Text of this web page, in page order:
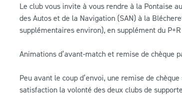
Le club vous invite à vous rendre à la Pontaise
des Autos et de la Navigation (SAN) à la
supplémentaires environ), en supplément du
Animations d’avant-match et remise de chèque
Peu avant le coup d’envoi, une remise de
satisfaction la volonté des deux clubs de